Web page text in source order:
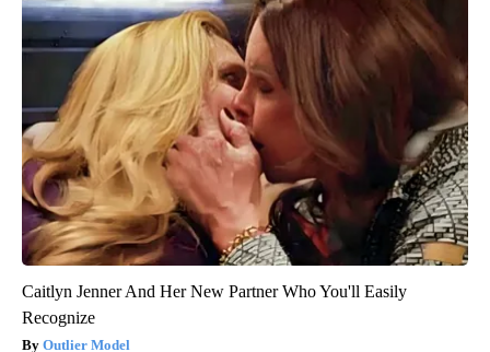
Caitlyn Jenner And Her New Partner Who You'll Easily
Recognize
Outlier Model